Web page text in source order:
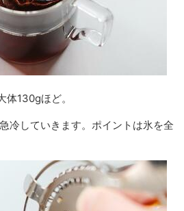
体130gほど。
冷していきます。ポイントは氷を全